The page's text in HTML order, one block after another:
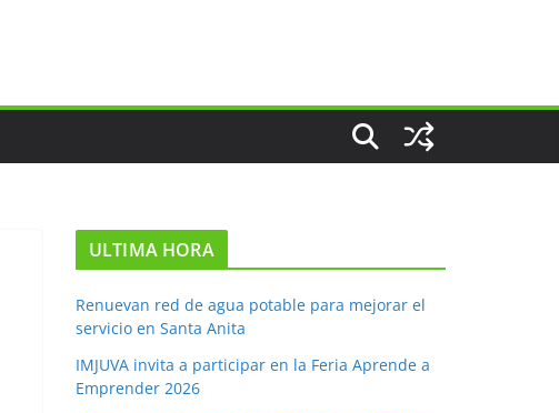
ULTIMA HORA
Renuevan red de agua potable para mejorar el
servicio en Santa Anita
IMJUVA invita a participar en la Feria Aprende a
Emprender 2026